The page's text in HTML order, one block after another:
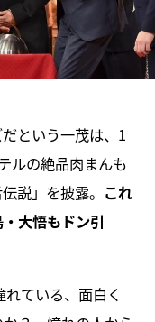
という一茂は、1
ルの絶品肉まんも
説」を披露。 これ
大悟もドン引
ている、面白く